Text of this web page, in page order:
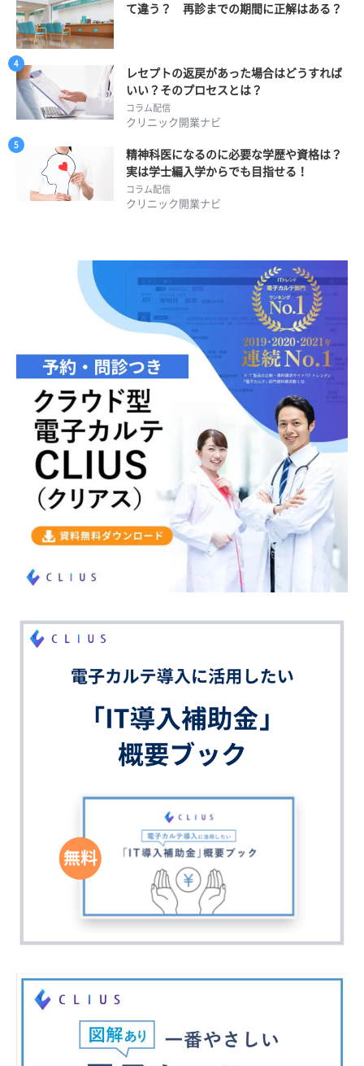
て違う？ 再診までの期間に正解はある？
レセプトの返戻があった場合はどうすれば
いい？そのプロセスとは？
コラム配信
クリニック開業ナビ
精神科医になるのに必要な学歴や資格は？
実は学士編入学からでも目指せる！
コラム配信
クリニック開業ナビ